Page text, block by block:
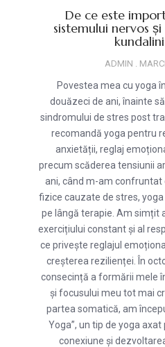
De ce este
sistemului nervos
ADMIN
Povestea mea cu yoga
douăzeci de ani, înainte
sindromului de stres post
recomandă yoga pentru
anxietății, reglaj
precum scăderea tensiunii
ani, când m-am confruntat
fizice cauzate de stres,
pe lângă terapie. Am simțit
exercițiului constant și al
ce privește reglajul
creșterea rezilienței. În
consecință a formării mele
și focusului meu tot mai
partea somatică, am
Yoga”, un tip de yoga
conexiune și